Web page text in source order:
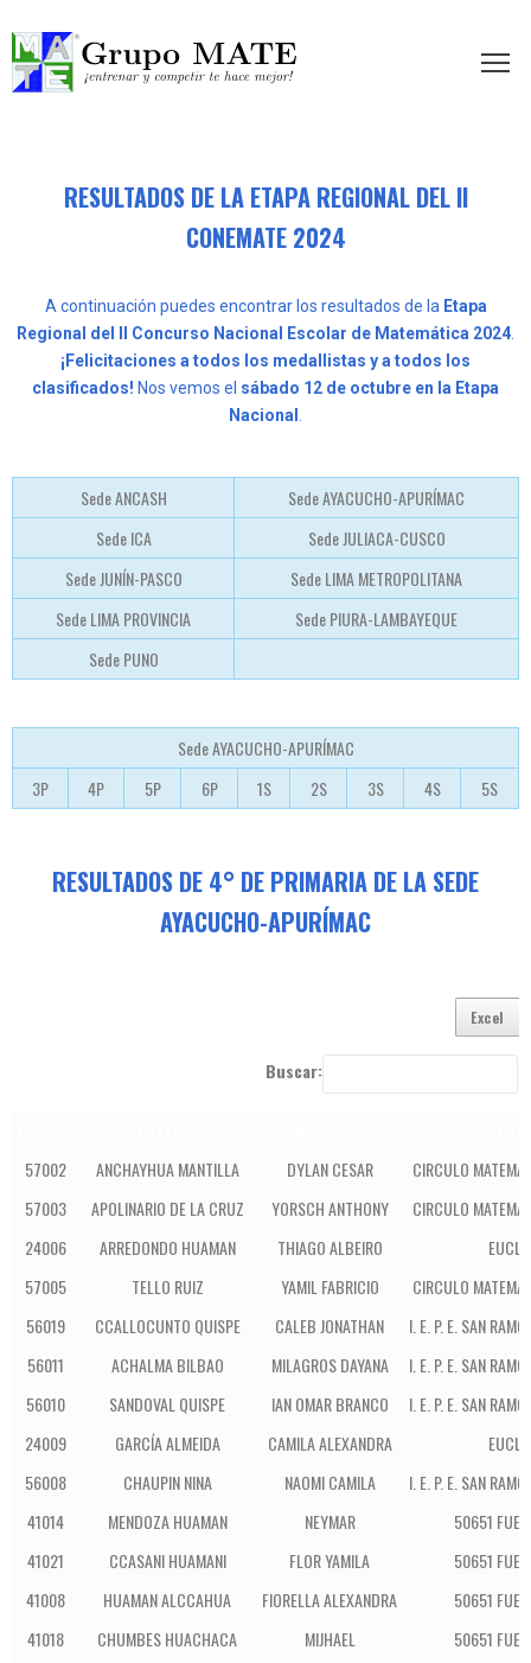
te hace mejor!
RESULTADOS DE LA ETAPA REGIONAL DEL II
CONEMATE 2024
A continuación puedes encontrar los resultados de la Etapa
Regional del II Concurso Nacional Escolar de Matemática 2024.
¡Felicitaciones a todos los medallistas y a todos los
clasificados! Nos vemos el sábado 12 de octubre en la Etapa
Nacional .
Sede ANCASH
Sede AYACUCHO-APURÍMAC
Sede ICA
Sede JULIACA-CUSCO
Sede JUNÍN-PASCO
Sede LIMA METROPOLITANA
Sede LIMA PROVINCIA
Sede PIURA-LAMBAYEQUE
Sede PUNO
Sede AYACUCHO-APURÍMAC
3P
4P 5P 6P 1S 2S 3S 4S 5S
RESULTADOS DE 4° DE PRIMARIA DE LA SEDE
AYACUCHO-APURÍMAC
Excel
Buscar:
57002
ANCHAYHUA MANTILLA DYLAN CESAR
CIRCULO
57003
APOLINARIO DE LA CRUZ YORSCH ANTHONY
CIRCULO
24006
ARREDONDO HUAMAN THIAGO ALBEIRO
57005
TELLO RUIZ YAMIL FABRICIO
CIRCULO
56019
CCALLOCUNTO QUISPE CALEB JONATHAN
I. E. P. E. SAN
56011
ACHALMA BILBAO MILAGROS DAYANA
I. E. P. E. SAN
56010
SANDOVAL QUISPE IAN OMAR BRANCO
I. E. P. E. SAN
24009
GARCÍA ALMEIDA CAMILA ALEXANDRA
56008
CHAUPIN NINA NAOMI CAMILA
I. E. P. E. SAN
41014
MENDOZA HUAMAN NEYMAR
50651
41021
CCASANI HUAMANI FLOR YAMILA
50651
41008
HUAMAN ALCCAHUA FIORELLA ALEXANDRA
50651
41018
CHUMBES HUACHACA MIJHAEL
50651